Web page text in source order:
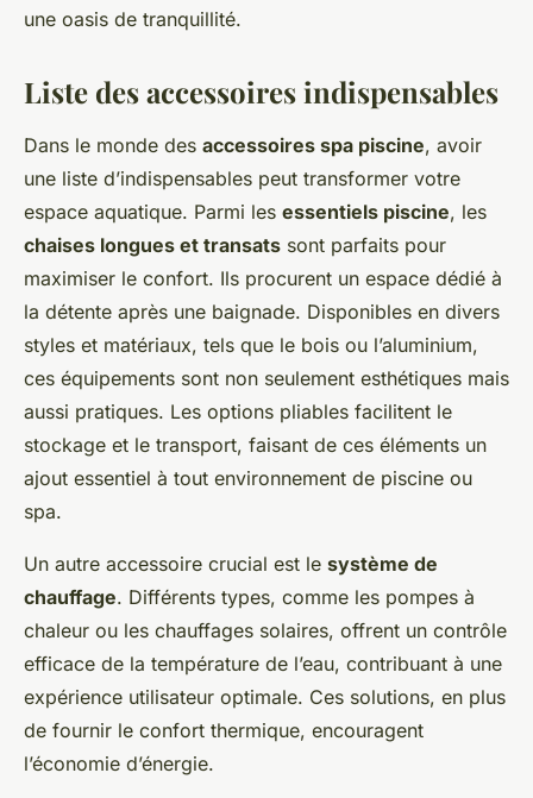
une oasis de tranquillité.
Liste des accessoires indispensables
Dans le monde des accessoires spa piscine, avoir
une liste d’indispensables peut transformer votre
espace aquatique. Parmi les essentiels piscine, les
chaises longues et transats sont parfaits pour
maximiser le confort. Ils procurent un espace dédié à
la détente après une baignade. Disponibles en divers
styles et matériaux, tels que le bois ou l’aluminium,
ces équipements sont non seulement esthétiques mais
aussi pratiques. Les options pliables facilitent le
stockage et le transport, faisant de ces éléments un
ajout essentiel à tout environnement de piscine ou
spa.
Un autre accessoire crucial est le système de
chauffage. Différents types, comme les pompes à
chaleur ou les chauffages solaires, offrent un contrôle
efficace de la température de l’eau, contribuant à une
expérience utilisateur optimale. Ces solutions, en plus
de fournir le confort thermique, encouragent
l’économie d’énergie.